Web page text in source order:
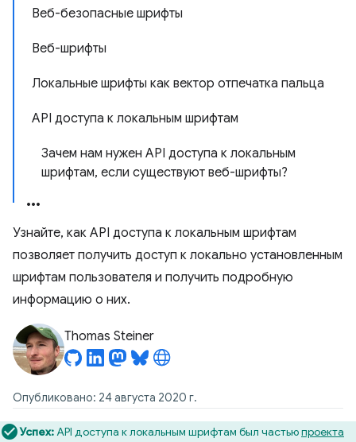
Веб-безопасные шрифты
Веб-шрифты
Локальные шрифты как вектор отпечатка пальца
API доступа к локальным шрифтам
Зачем нам нужен API доступа к локальным
шрифтам, если существуют веб-шрифты?
Узнайте, как API доступа к локальным шрифтам
позволяет получить доступ к локально установленным
шрифтам пользователя и получить подробную
информацию о них.
Thomas Steiner
Опубликовано: 24 августа 2020 г.
Успех:API доступа к локальным шрифтам был частьюпроекта